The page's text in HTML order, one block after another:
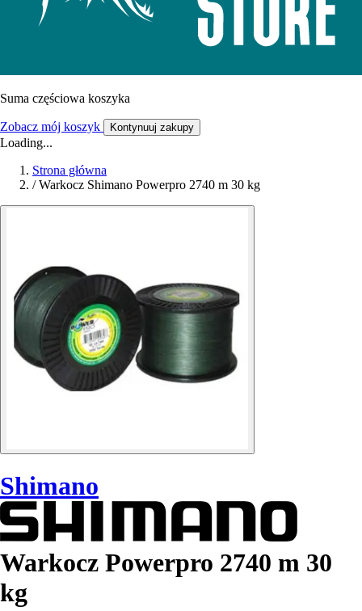
Suma częściowa koszyka
Zobacz mój koszyk Kontynuuj zakupy
Loading...
Strona główna
/ Warkocz Shimano Powerpro 2740 m 30 kg
Shimano
Warkocz Powerpro 2740 m 30
kg